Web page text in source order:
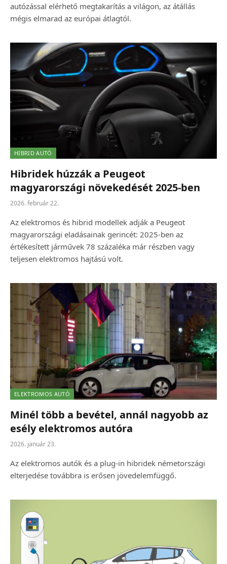
autózással elérhető megtakarítás a világon, az átállás
mégis elmarad az európai átlagtól.
HIBRID AUTÓ
Hibridek húzzák a Peugeot
magyarországi növekedését 2025-ben
2026. február 22.
Az elektromos és hibrid modellek adják a Peugeot
magyarországi eladásainak gerincét: 2025-ben az
értékesített járművek 78 százaléka már részben vagy
teljesen elektromos hajtású volt.
ELEKTROMOS AUTÓ
Minél több a bevétel, annál nagyobb az
esély elektromos autóra
2026. január 23.
Az elektromos autók és a plug-in hibridek németországi
elterjedése továbbra is erősen jövedelemfüggő.